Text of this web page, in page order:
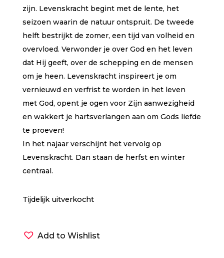
zijn. Levenskracht begint met de lente, het
seizoen waarin de natuur ontspruit. De tweede
helft bestrijkt de zomer, een tijd van volheid en
overvloed. Verwonder je over God en het leven
dat Hij geeft, over de schepping en de mensen
om je heen. Levenskracht inspireert je om
vernieuwd en verfrist te worden in het leven
met God, opent je ogen voor Zijn aanwezigheid
en wakkert je hartsverlangen aan om Gods liefde
te proeven!
In het najaar verschijnt het vervolg op
Levenskracht. Dan staan de herfst en winter
centraal.
Tijdelijk uitverkocht
Add to Wishlist